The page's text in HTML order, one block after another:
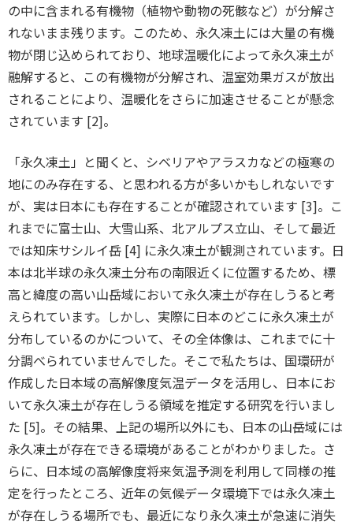
の中に含まれる有機物（植物や動物の死骸など）が分解さ
れないまま残ります。このため、永久凍土には大量の有機
物が閉じ込められており、地球温暖化によって永久凍土が
融解すると、この有機物が分解され、温室効果ガスが放出
されることにより、温暖化をさらに加速させることが懸念
されています [2]。
「永久凍土」と聞くと、シベリアやアラスカなどの極寒の
地にのみ存在する、と思われる方が多いかもしれないです
が、実は日本にも存在することが確認されています [3]。こ
れまでに富士山、大雪山系、北アルプス立山、そして最近
では知床サシルイ岳 [4] に永久凍土が観測されています。日
本は北半球の永久凍土分布の南限近くに位置するため、標
高と緯度の高い山岳域において永久凍土が存在しうると考
えられています。しかし、実際に日本のどこに永久凍土が
分布しているのかについて、その全体像は、これまでに十
分調べられていませんでした。そこで私たちは、国環研が
作成した日本域の高解像度気温データを活用し、日本にお
いて永久凍土が存在しうる領域を推定する研究を行いまし
た [5]。その結果、上記の場所以外にも、日本の山岳域には
永久凍土が存在できる環境があることがわかりました。さ
らに、日本域の高解像度将来気温予測を利用して同様の推
定を行ったところ、近年の気候データ環境下では永久凍土
が存在しうる場所でも、最近になり永久凍土が急速に消失